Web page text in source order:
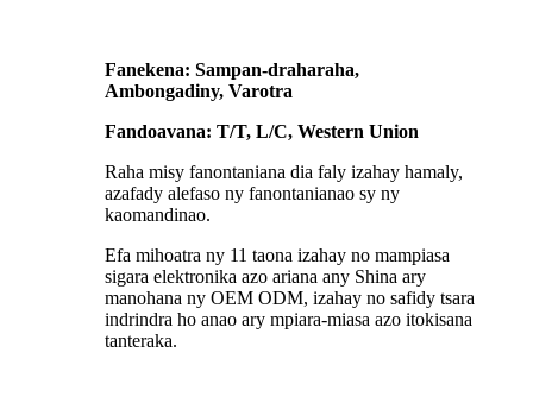
Fanekena: Sampan-draharaha,
Ambongadiny, Varotra
Fandoavana: T/T, L/C, Western Union
Raha misy fanontaniana dia faly izahay hamaly,
azafady alefaso ny fanontanianao sy ny
kaomandinao.
Efa mihoatra ny 11 taona izahay no mampiasa
sigara elektronika azo ariana any Shina ary
manohana ny OEM ODM, izahay no safidy tsara
indrindra ho anao ary mpiara-miasa azo itokisana
tanteraka.